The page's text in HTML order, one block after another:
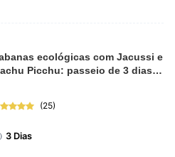
ecológicas com Jacussi e
Picchu: passeio de 3 dias
(25)
3 Dias